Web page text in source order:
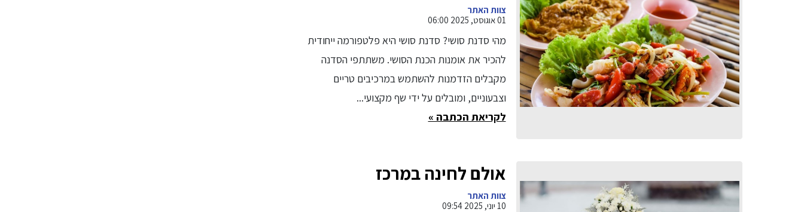
צוות האתר
01 אוגוסט, 2025 06:00
מהי סדנת סושי? סדנת סושי היא פלטפורמה ייחודית
להכיר את אומנות הכנת הסושי. משתתפי הסדנה
מקבלים הזדמנות להשתמש במרכיבים טריים
וצבעוניים, ומובלים על ידי שף מקצועי...
לקריאת הכתבה »
אולם לחינה במרכז
צוות האתר
10 יוני, 2025 09:54